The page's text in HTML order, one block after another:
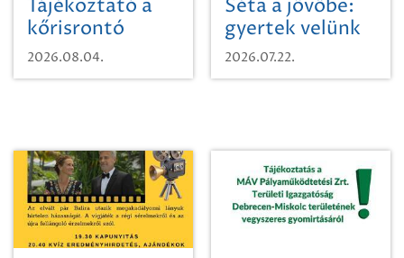
Tájékoztató a
kőrisrontó
karcsúdíszbogárról
2026.08.04.
Séta a jövőbe:
gyertek velünk
egy városi
időutazásra!
2026.07.22.